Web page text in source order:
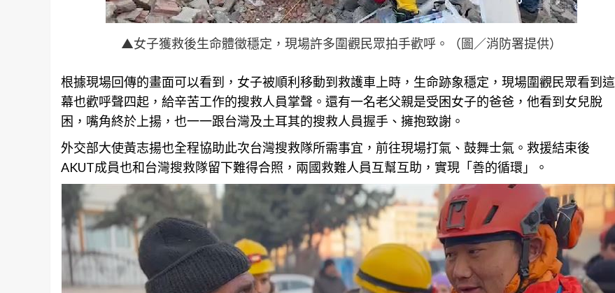
▲女子獲救後生命體徵穩定，現場許多圍觀民眾拍手歡呼。（圖／消防署提供）
根據現場回傳的畫面可以看到，女子被順利移動到救護車上時，生命跡象穩定，現場圍觀民眾看到這
幕也歡呼聲四起，給辛苦工作的搜救人員掌聲。還有一名老父親是受困女子的爸爸，他看到女兒脫
困，嘴角終於上揚，也一一跟台灣及土耳其的搜救人員握手、擁抱致謝。
外交部大使黃志揚也全程協助此次台灣搜救隊所需事宜，前往現場打氣、鼓舞士氣。救援結束後
AKUT成員也和台灣搜救隊留下難得合照，兩國救難人員互幫互助，實現「善的循環」。